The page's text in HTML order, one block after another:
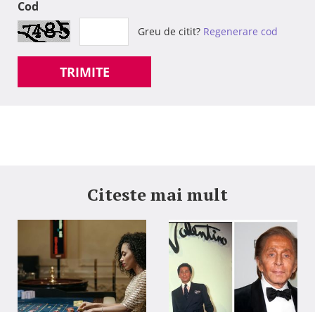
Cod
Greu de citit? Regenerare cod
TRIMITE
Citeste mai mult